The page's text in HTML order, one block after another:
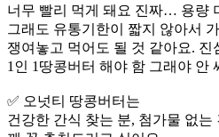
너무 빨리 먹게 돼요 진짜… 용량
그래도 유통기한이 짧지 않아서
쟁여놓고 먹어도 될 것 같아요. 진
1인 1땅콩버터 해야 함 그래야 안
✅ 오넛티 땅콩버터는
건강한 간식 찾는 분, 첨가물 없